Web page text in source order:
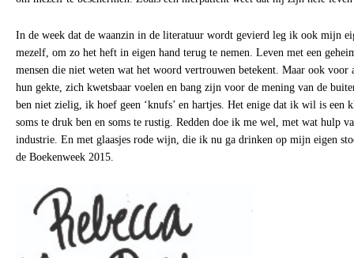
In de week dat de waanzin in de literatuur wordt gevierd leg ik ook mijn
mezelf, om zo het heft in eigen hand terug te nemen. Leven met een
mensen die niet weten wat het woord vertrouwen betekent. Maar ook voor
hun gekte, zich kwetsbaar voelen en bang zijn voor de mening van de
ben niet zielig, ik hoef geen ‘knufs’ en hartjes. Het enige dat ik wil is een
soms te druk ben en soms te rustig. Redden doe ik me wel, met wat hulp
industrie. En met glaasjes rode wijn, die ik nu ga drinken op mijn eigen
de Boekenweek 2015.